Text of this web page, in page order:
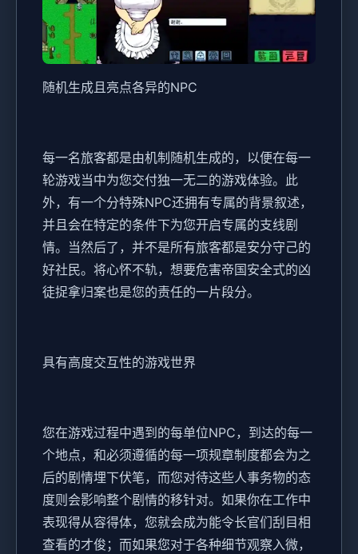
随机生成且亮点各异的NPC
每一名旅客都是由机制随机生成的，以便在每一
轮游戏当中为您交付独一无二的游戏体验。此
外，有一个分特殊NPC还拥有专属的背景叙述，
并且会在特定的条件下为您开启专属的支线剧
情。当然后了，并不是所有旅客都是安分守己的
好社民。将心怀不轨，想要危害帝国安全式的凶
徒捉拿归案也是您的责任的一片段分。
具有高度交互性的游戏世界
您在游戏过程中遇到的每单位NPC，到达的每一
个地点，和必须遵循的每一项规章制度都会为之
后的剧情埋下伏笔，而您对待这些人事务物的态
度则会影响整个剧情的移针对。如果你在工作中
表现得从容得体，您就会成为能令长官们刮目相
查看的才俊；而如果您对于各种细节观察入微，